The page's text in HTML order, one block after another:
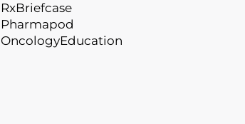
RxBriefcase
Pharmapod
OncologyEducation